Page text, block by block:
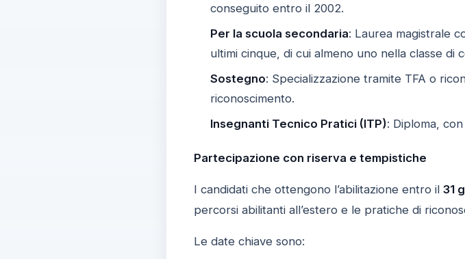
conseguito entro il 2002.
Per la scuola secondaria: Laurea magistrale
ultimi cinque, di cui almeno uno nella classe di
Sostegno: Specializzazione tramite TFA o
riconoscimento.
Insegnanti Tecnico Pratici (ITP): Diploma,
Partecipazione con riserva e tempistiche
I candidati che ottengono l’abilitazione entro il 31
percorsi abilitanti all’estero e le pratiche di
Le date chiave sono: